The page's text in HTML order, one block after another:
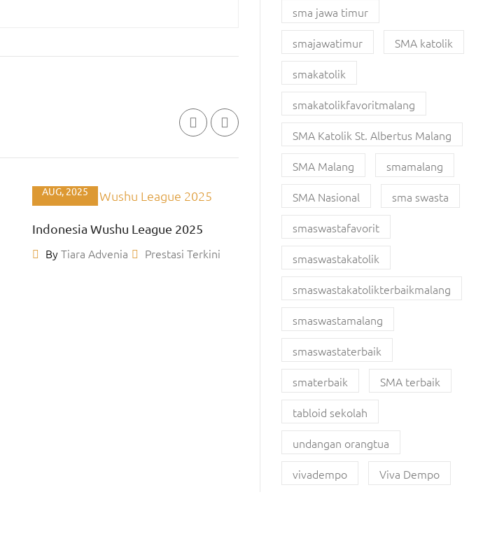
27
AUG, 2025
Indonesia Wushu League 2025
By Tiara Advenia Prestasi Terkini
sma jawa timur
smajawatimur
SMA katolik
smakatolik
smakatolikfavoritmalang
SMA Katolik St. Albertus Malang
SMA Malang
smamalang
SMA Nasional
sma swasta
smaswastafavorit
smaswastakatolik
smaswastakatolikterbaikmalang
smaswastamalang
smaswastaterbaik
smaterbaik
SMA terbaik
tabloid sekolah
undangan orangtua
vivadempo
Viva Dempo